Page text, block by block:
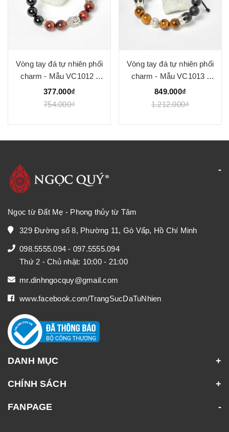
Vòng tay đá tự nhiên phối
charm - Mẫu VC1012 -
Ngọc Quý
377.000₫
754.000₫
Vòng tay đá tự nhiên phối
charm - Mẫu VC1013 -
Ngọc Quý
849.000₫
1.212.000₫
Ngọc từ Đất Mẹ - Phong thủy từ Tâm
329 Đường số 8, Phường 11, Gò Vấp, Hồ Chí Minh
098.5555.094 - 097.5555.094
Thứ 2 - Chủ nhật: 10:00 - 21:00
mr.dinhngocquy@gmail.com
www.facebook.com/TrangSucDaTuNhien
DANH MỤC
CHÍNH SÁCH
FANPAGE